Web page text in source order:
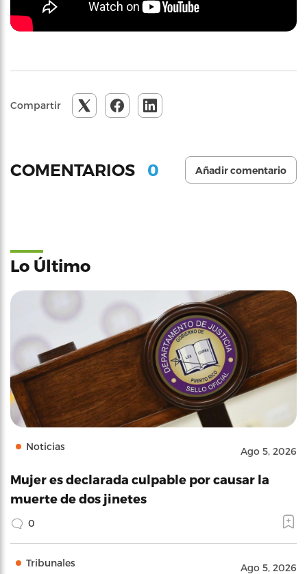
Compartir
COMENTARIOS 0 Añadir comentario
Lo Último
Noticias Ago 5, 2026
Mujer es declarada culpable por causar la
muerte de dos jinetes
0
Tribunales Ago 5, 2026